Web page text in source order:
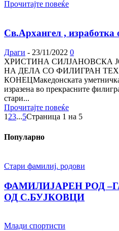
Прочитајте повеќе
Св.Архангел , изработка
Драги - 23/11/2022 0
ХРИСТИНА СИЛЈАНОВСКА
НА ДЕЛА СО ФИЛИГРАН
КОНЕЦМакедонската уметничка
изразена во прекрасните
стари...
Прочитајте повеќе
1 23...5Страница 1 на 5
Популарно
Стари фамилиј. родови
ФАМИЛИЈАРЕН РОД
ОД С.БУЈКОВЦИ
Млади спортисти